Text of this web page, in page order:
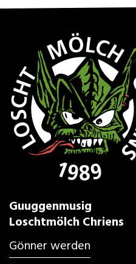
Guuggenmusig
Loschtmölch Chriens
Gönner werden